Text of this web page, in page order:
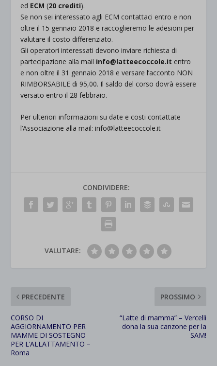
ed ECM (20 crediti).
Se non sei interessato agli ECM contattaci entro e non
oltre il 15 gennaio 2018 e raccoglieremo le adesioni per
valutare il costo differenziato.
Gli operatori interessati devono inviare richiesta di
partecipazione alla mail info@latteecoccole.it entro
e non oltre il 31 gennaio 2018 e versare l’acconto NON
RIMBORSABILE di 95,00. Il saldo del corso dovrà essere
versato entro il 28 febbraio.
Per ulteriori informazioni su date e costi contattate
l’Associazione alla mail: info@latteecoccole.it
CONDIVIDERE:
VALUTARE:
PRECEDENTE
CORSO DI
AGGIORNAMENTO PER
MAMME DI SOSTEGNO
PER L’ALLATTAMENTO –
Roma
PROSSIMO
“Latte di mamma” – Vercelli
dona la sua canzone per la
SAM!